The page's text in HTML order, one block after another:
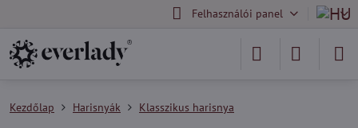
Felhasználói panel
Kezdőlap Harisnyák Klasszikus harisnya